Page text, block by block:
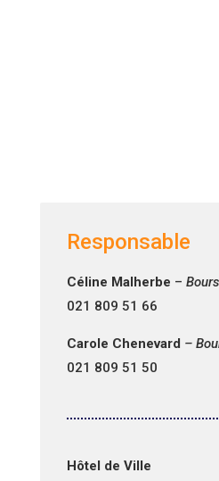
Responsable
Céline Malherbe –
021 809 51 66
Carole Chenevard –
021 809 51 50
Hôtel de Ville